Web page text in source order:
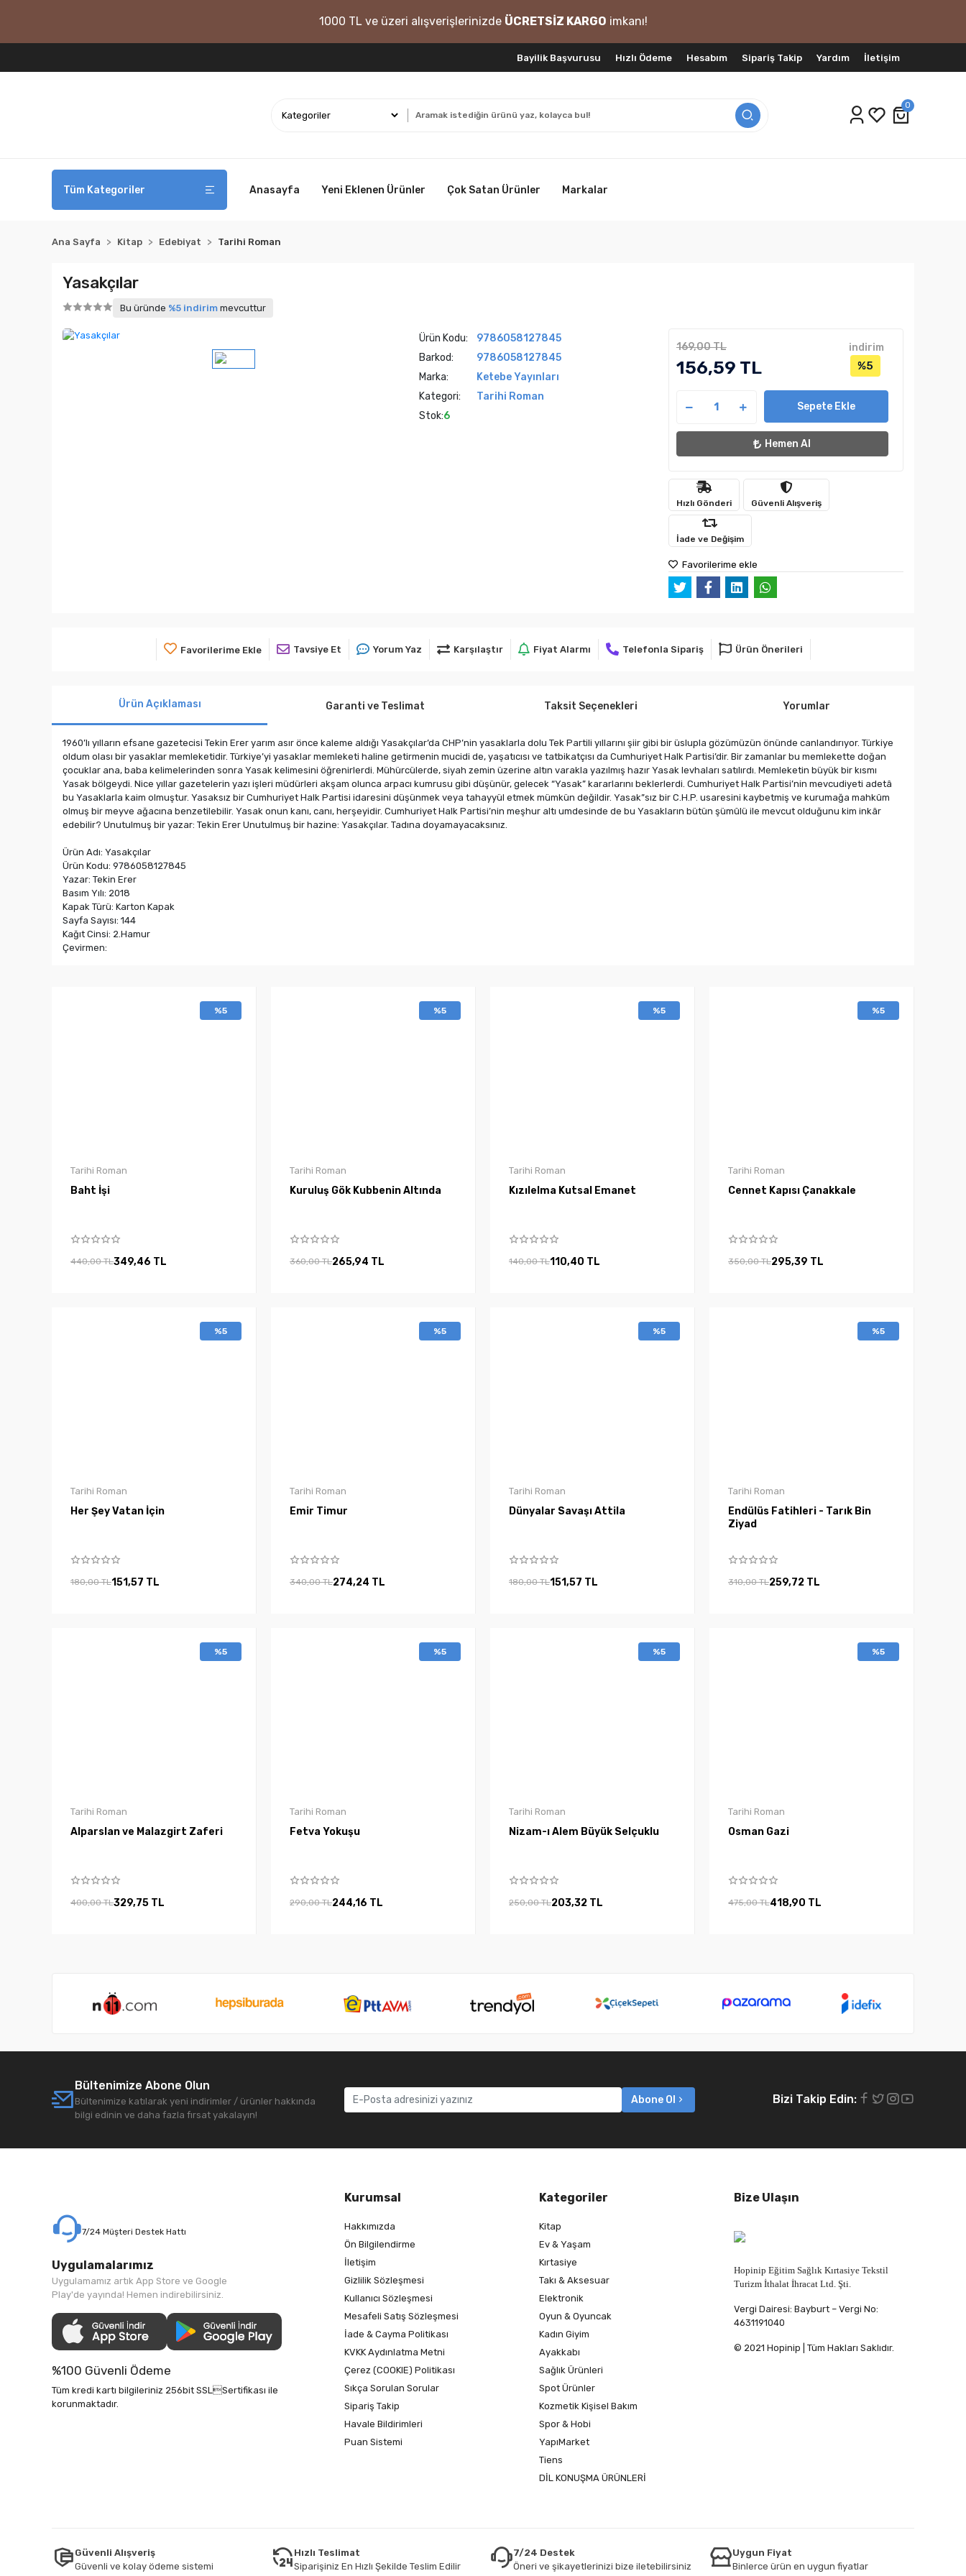
1000 TL ve üzeri alışverişlerinizde ÜCRETSİZ KARGO imkanı!
Bayilik Başvurusu Hızlı Ödeme Hesabım Sipariş Takip Yardım İletişim
0
Tüm Kategoriler Anasayfa Yeni Eklenen Ürünler Çok Satan Ürünler Markalar
Ana Sayfa Kitap Edebiyat Tarihi Roman
Yasakçılar
Bu üründe %5 indirim mevcuttur
Ürün Kodu:
9786058127845
Barkod:
9786058127845
Marka:
Ketebe Yayınları
Kategori:
Tarihi Roman
Stok:6
169,00 TL
156,59 TL
indirim
%5
Sepete Ekle
Hemen Al
Hızlı Gönderi Güvenli Alışveriş
İade ve Değişim
Favorilerime ekle
Favorilerime Ekle Tavsiye Et Yorum Yaz Karşılaştır Fiyat Alarmı Telefonla Sipariş Ürün Önerileri
Ürün Açıklaması Garanti ve Teslimat Taksit Seçenekleri Yorumlar
1960’lı yılların efsane gazetecisi Tekin Erer yarım asır önce kaleme aldığı Yasakçılar’da CHP’nin yasaklarla dolu Tek Partili yıllarını şiir gibi bir üslupla gözümüzün önünde canlandırıyor. Türkiye
oldum olası bir yasaklar memleketidir. Türkiye’yi yasaklar memleketi haline getirmenin mucidi de, yaşatıcısı ve tatbikatçısı da Cumhuriyet Halk Partisi’dir. Bir zamanlar bu memlekette doğan
çocuklar ana, baba kelimelerinden sonra Yasak kelimesini öğrenirlerdi. Mühürcülerde, siyah zemin üzerine altın varakla yazılmış hazır Yasak levhaları satılırdı. Memleketin büyük bir kısmı
Yasak bölgeydi. Nice yıllar gazetelerin yazı işleri müdürleri akşam olunca arpacı kumrusu gibi düşünür, gelecek “Yasak” kararlarını beklerlerdi. Cumhuriyet Halk Partisi’nin mevcudiyeti adetâ
bu Yasaklarla kaim olmuştur. Yasaksız bir Cumhuriyet Halk Partisi idaresini düşünmek veya tahayyül etmek mümkün değildir. Yasak”sız bir C.H.P. usaresini kaybetmiş ve kurumağa mahkûm
olmuş bir meyve ağacına benzetilebilir. Yasak onun kanı, canı, herşeyidir. Cumhuriyet Halk Partisi’nin meşhur altı umdesinde de bu Yasakların bütün şümûlü ile mevcut olduğunu kim inkâr
edebilir? Unutulmuş bir yazar: Tekin Erer Unutulmuş bir hazine: Yasakçılar. Tadına doyamayacaksınız.
Ürün Adı: Yasakçılar
Ürün Kodu: 9786058127845
Yazar: Tekin Erer
Basım Yılı: 2018
Kapak Türü: Karton Kapak
Sayfa Sayısı: 144
Kağıt Cinsi: 2.Hamur
Çevirmen:
%5
Tarihi Roman
Baht İşi
440,00 TL349,46 TL
%5
Tarihi Roman
Kuruluş Gök Kubbenin Altında
360,00 TL265,94 TL
%5
Tarihi Roman
Kızılelma Kutsal Emanet
140,00 TL110,40 TL
%5
Tarihi Roman
Cennet Kapısı Çanakkale
350,00 TL295,39 TL
%5
Tarihi Roman
Her Şey Vatan İçin
180,00 TL151,57 TL
%5
Tarihi Roman
Emir Timur
340,00 TL274,24 TL
%5
Tarihi Roman
Dünyalar Savaşı Attila
180,00 TL151,57 TL
%5
Tarihi Roman
Endülüs Fatihleri - Tarık Bin
Ziyad
310,00 TL259,72 TL
%5
Tarihi Roman
Alparslan ve Malazgirt Zaferi
400,00 TL329,75 TL
%5
Tarihi Roman
Fetva Yokuşu
290,00 TL244,16 TL
%5
Tarihi Roman
Nizam-ı Alem Büyük Selçuklu
250,00 TL203,32 TL
%5
Tarihi Roman
Osman Gazi
475,00 TL418,90 TL
Bültenimize Abone Olun
Bültenimize katılarak yeni indirimler / ürünler hakkında
bilgi edinin ve daha fazla fırsat yakalayın!
Abone Ol Bizi Takip Edin:
7/24 Müşteri Destek Hattı
Uygulamalarımız
Uygulamamız artık App Store ve Google
Play'de yayında! Hemen indirebilirsiniz.
%100 Güvenli Ödeme
Tüm kredi kartı bilgileriniz 256bit SSLSertifikası ile
korunmaktadır.
Kurumsal
Hakkımızda
Ön Bilgilendirme
İletişim
Gizlilik Sözleşmesi
Kullanıcı Sözleşmesi
Mesafeli Satış Sözleşmesi
İade & Cayma Politikası
KVKK Aydınlatma Metni
Çerez (COOKIE) Politikası
Sıkça Sorulan Sorular
Sipariş Takip
Havale Bildirimleri
Puan Sistemi
Kategoriler
Kitap
Ev & Yaşam
Kırtasiye
Takı & Aksesuar
Elektronik
Oyun & Oyuncak
Kadın Giyim
Ayakkabı
Sağlık Ürünleri
Spot Ürünler
Kozmetik Kişisel Bakım
Spor & Hobi
YapıMarket
Tiens
DİL KONUŞMA ÜRÜNLERİ
Bize Ulaşın
Hopinip Eğitim Sağlık Kırtasiye Tekstil
Turizm İthalat İhracat Ltd. Şti.
Vergi Dairesi: Bayburt – Vergi No:
4631191040
© 2021 Hopinip | Tüm Hakları Saklıdır.
Güvenli Alışveriş
Güvenli ve kolay ödeme sistemi
Hızlı Teslimat
Siparişiniz En Hızlı Şekilde Teslim Edilir
7/24 Destek
Öneri ve şikayetlerinizi bize iletebilirsiniz
Uygun Fiyat
Binlerce ürün en uygun fiyatlar